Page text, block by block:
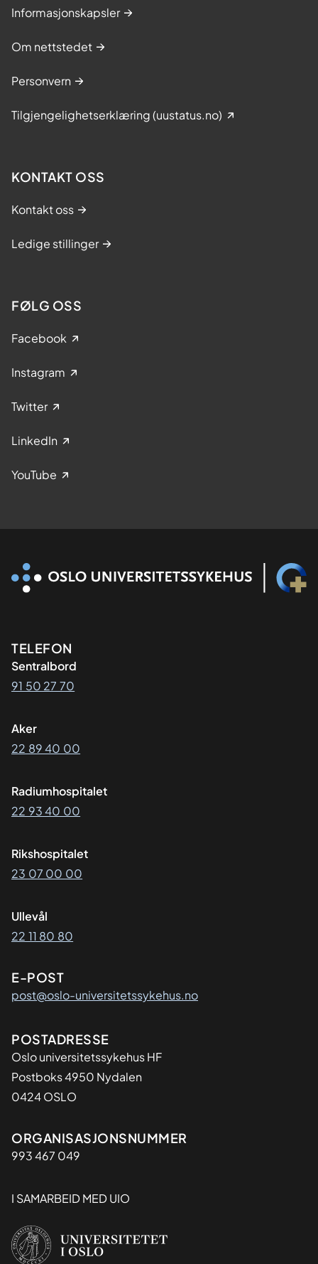
Informasjonskapsler
Om nettstedet
Personvern
Tilgjengelighetserklæring (uustatus.no)
KONTAKT OSS
Kontakt oss
Ledige stillinger
FØLG OSS
Facebook
Instagram
Twitter
LinkedIn
YouTube
Kontaktinformasjon
TELEFON
Sentralbord
91 50 27 70
Aker
22 89 40 00
Radiumhospitalet
22 93 40 00
Rikshospitalet
23 07 00 00
Ullevål
22 11 80 80
E-POST
post@oslo-universitetssykehus.no
Adresse
POSTADRESSE
Oslo universitetssykehus HF
Postboks 4950 Nydalen
0424 OSLO
Organisasjon
ORGANISASJONSNUMMER
993 467 049
I SAMARBEID MED UIO